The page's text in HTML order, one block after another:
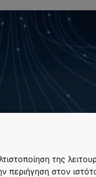
της
περιήγηση στον